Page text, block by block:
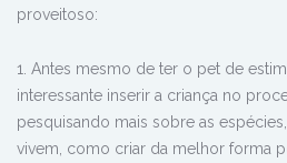
proveitoso:
1. Antes mesmo de ter o pet de
interessante inserir a criança no
pesquisando mais sobre as
vivem, como criar da melhor forma